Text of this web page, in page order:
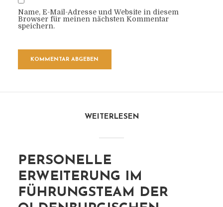
Name, E-Mail-Adresse und Website in diesem
Browser für meinen nächsten Kommentar
speichern.
WEITERLESEN
PERSONELLE
ERWEITERUNG IM
FÜHRUNGSTEAM DER